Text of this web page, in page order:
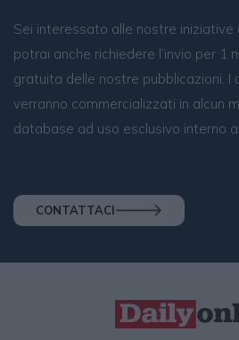
Sei interessato alle nostre iniziative
potrai anche richiedere l’invio per 1
gratuita delle nostre pubblicazioni. I
verranno commercializzati in alcun
database ad uso esclusivo interno
CONTATTACI